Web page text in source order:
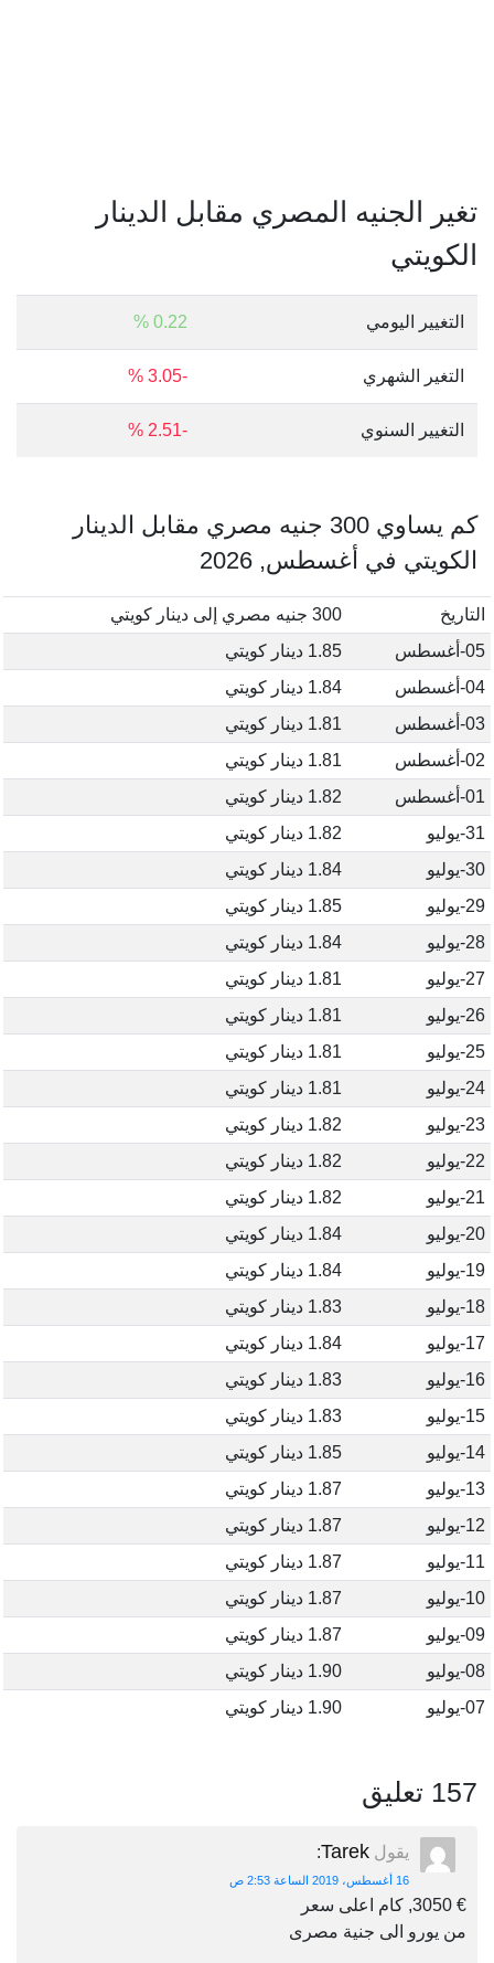
تغير الجنيه المصري مقابل الدينار
الكويتي
التغيير اليومي 0.22 %
التغير الشهري -3.05 %
التغيير السنوي -2.51 %
كم يساوي 300 جنيه مصري مقابل الدينار
الكويتي في أغسطس, 2026
التاريخ
300 جنيه مصري إلى دينار كويتي
05-أغسطس
1.85 دينار كويتي
04-أغسطس
1.84 دينار كويتي
03-أغسطس
1.81 دينار كويتي
02-أغسطس
1.81 دينار كويتي
01-أغسطس
1.82 دينار كويتي
31-يوليو
1.82 دينار كويتي
30-يوليو
1.84 دينار كويتي
29-يوليو
1.85 دينار كويتي
28-يوليو
1.84 دينار كويتي
27-يوليو
1.81 دينار كويتي
26-يوليو
1.81 دينار كويتي
25-يوليو
1.81 دينار كويتي
24-يوليو
1.81 دينار كويتي
23-يوليو
1.82 دينار كويتي
22-يوليو
1.82 دينار كويتي
21-يوليو
1.82 دينار كويتي
20-يوليو
1.84 دينار كويتي
19-يوليو
1.84 دينار كويتي
18-يوليو
1.83 دينار كويتي
17-يوليو
1.84 دينار كويتي
16-يوليو
1.83 دينار كويتي
15-يوليو
1.83 دينار كويتي
14-يوليو
1.85 دينار كويتي
13-يوليو
1.87 دينار كويتي
12-يوليو
1.87 دينار كويتي
11-يوليو
1.87 دينار كويتي
10-يوليو
1.87 دينار كويتي
09-يوليو
1.87 دينار كويتي
08-يوليو
1.90 دينار كويتي
07-يوليو
1.90 دينار كويتي
157 تعليق
يقول Tarek
:
16 أغسطس، 2019 الساعة 2:53 ص
€ 3050, كام اعلى سعر
من يورو الى جنية مصرى